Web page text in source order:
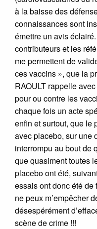
à la baisse des
connaissances sont
émettre un avis
contributeurs et les
me permettent de
ces vaccins », que la
RAOULT rappelle
pour ou contre les
chaque fois un acte
enfin et surtout, que le
avec placebo, sur une
interrompu au bout de
que quasiment toutes
placebo ont été,
essais ont donc été de
ne peux m’empêcher
désespérément
scène de crime !!!